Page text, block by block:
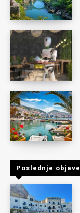
Poslednje objave